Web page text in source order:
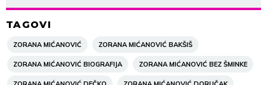
TAGOVI
ZORANA MIĆANOVIĆ ZORANA MIĆANOVIĆ BAKŠIŠ
ZORANA MIĆANOVIĆ BIOGRAFIJA ZORANA MIĆANOVIĆ BEZ ŠMINKE